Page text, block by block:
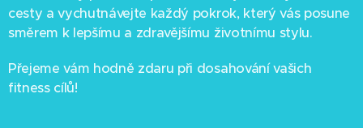
cesty a vychutnávejte každý pokrok, který vás posune
směrem k lepšímu a zdravějšímu životnímu stylu.
Přejeme vám hodně zdaru při dosahování vašich
fitness cílů!